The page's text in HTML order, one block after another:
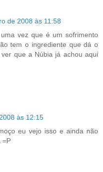
de 2008 às 11:58
vez que é um sofrimento
tem o ingrediente que dá o
que a Núbia já achou aqui
às 12:15
eu vejo isso e ainda não
=P